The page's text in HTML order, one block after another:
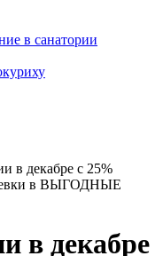
в санатории
в декабре с 25%
в ВЫГОДНЫЕ
в декабре